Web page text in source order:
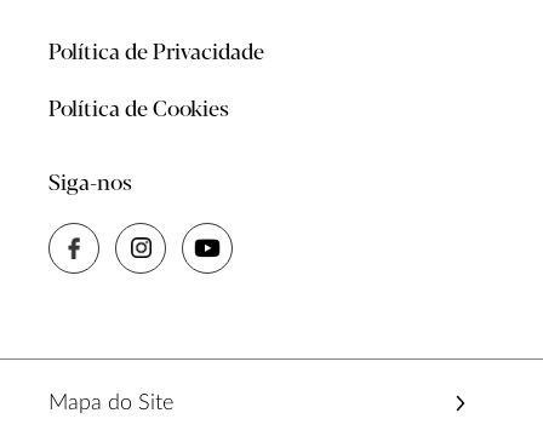
Política de Privacidade
Política de Cookies
Siga-nos
Mapa do Site